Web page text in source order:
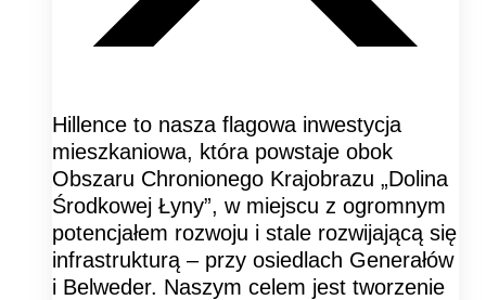
Hillence to nasza flagowa inwestycja
mieszkaniowa, która powstaje obok
Obszaru Chronionego Krajobrazu „Dolina
Środkowej Łyny”, w miejscu z ogromnym
potencjałem rozwoju i stale rozwijającą się
infrastrukturą – przy osiedlach Generałów
i Belweder. Naszym celem jest tworzenie